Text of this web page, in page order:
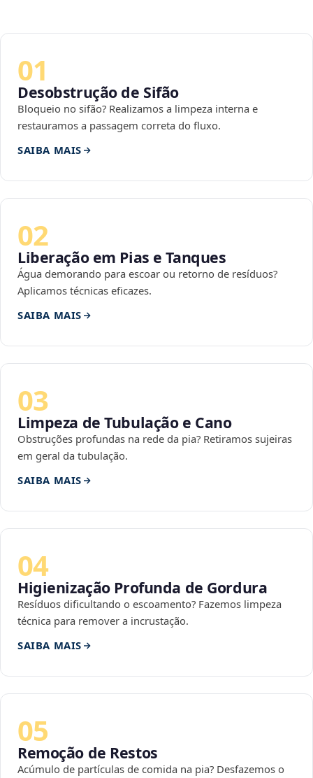
01
Desobstrução de Sifão
Bloqueio no sifão? Realizamos a limpeza interna e
restauramos a passagem correta do fluxo.
SAIBA MAIS
02
Liberação em Pias e Tanques
Água demorando para escoar ou retorno de resíduos?
Aplicamos técnicas eficazes.
SAIBA MAIS
03
Limpeza de Tubulação e Cano
Obstruções profundas na rede da pia? Retiramos sujeiras
em geral da tubulação.
SAIBA MAIS
04
Higienização Profunda de Gordura
Resíduos dificultando o escoamento? Fazemos limpeza
técnica para remover a incrustação.
SAIBA MAIS
05
Remoção de Restos
Acúmulo de partículas de comida na pia? Desfazemos o